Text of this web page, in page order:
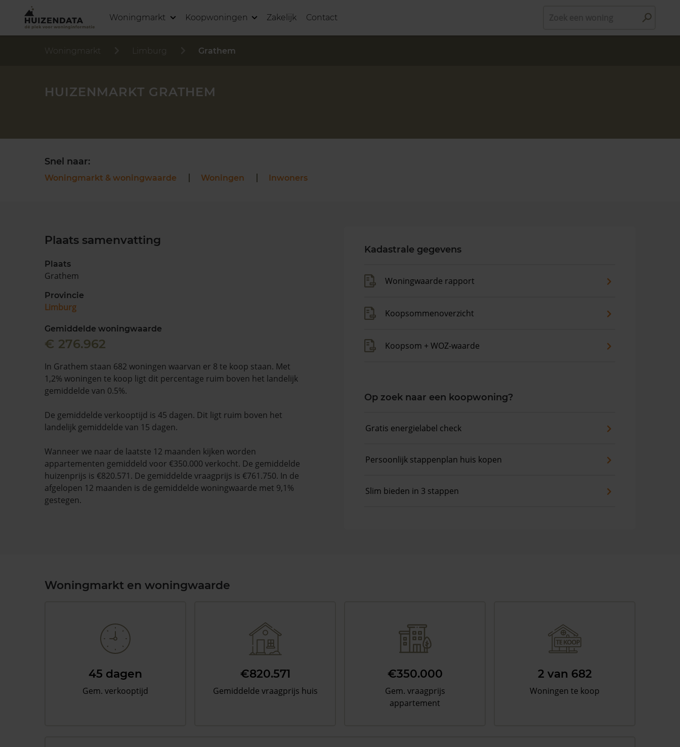
Woningmarkt Koopwoningen Zakelijk Contact
Woningmarkt Limburg Grathem
HUIZENMARKT GRATHEM
Snel naar:
Woningmarkt & woningwaarde Woningen Inwoners
Plaats samenvatting
Plaats
Grathem
Provincie
Limburg
Gemiddelde woningwaarde
€ 276.962
In Grathem staan 682 woningen waarvan er 8 te koop staan. Met
1,2% woningen te koop ligt dit percentage ruim boven het landelijk
gemiddelde van 0.5%.
De gemiddelde verkooptijd is 45 dagen. Dit ligt ruim boven het
landelijk gemiddelde van 15 dagen.
Wanneer we naar de laatste 12 maanden kijken worden
appartementen gemiddeld voor €350.000 verkocht. De gemiddelde
huizenprijs is €820.571. De gemiddelde vraagprijs is €761.750. In de
afgelopen 12 maanden is de gemiddelde woningwaarde met 9,1%
gestegen.
Kadastrale gegevens
Woningwaarde rapport
Koopsommenoverzicht
Koopsom + WOZ-waarde
Op zoek naar een koopwoning?
Gratis energielabel check
Persoonlijk stappenplan huis kopen
Slim bieden in 3 stappen
Woningmarkt en woningwaarde
45 dagen
Gem. verkooptijd
€820.571
Gemiddelde vraagprijs huis
€350.000
Gem. vraagprijs
appartement
2 van 682
Woningen te koop